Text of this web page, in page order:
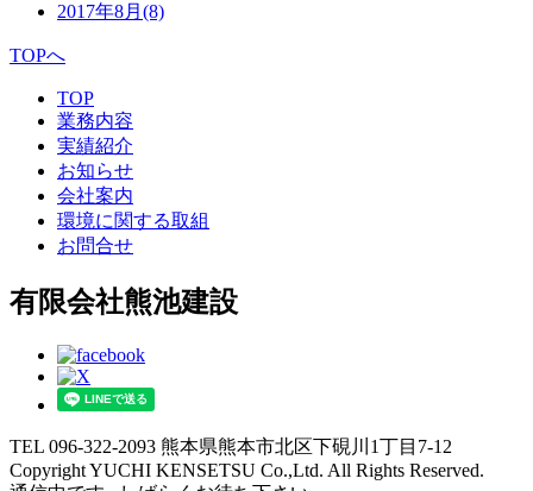
2017年8月 (8)
TOPへ
TOP
業務内容
実績紹介
お知らせ
会社案内
環境に関する取組
お問合せ
有限会社熊池建設
TEL 096-322-2093 熊本県熊本市北区下硯川1丁目7-12
Copyright YUCHI KENSETSU Co.,Ltd. All Rights Reserved.